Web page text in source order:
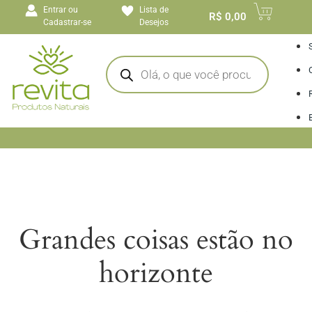
conteúdoEntrar ou
Cadastrar-se
Lista de
Desejos
R$ 0,00
Grandes coisas estão no
horizonte